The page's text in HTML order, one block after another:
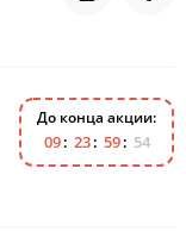
До конца акции:
09 23 59 54